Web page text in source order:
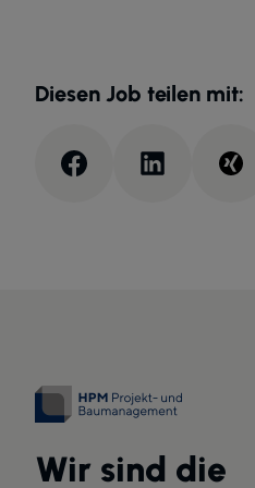
Diesen Job teilen mit:
Wir sind die